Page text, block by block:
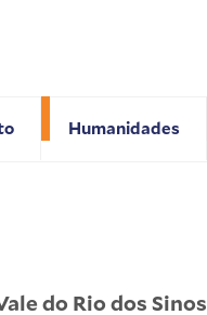
Humanidades
do Rio dos Sinos